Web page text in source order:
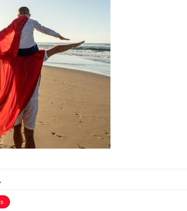
Les médicaments GLP-1
protègent-ils aussi les os ?
Cytomégalovirus : ce qui
change dans la prise en
charge des femmes
enceintes